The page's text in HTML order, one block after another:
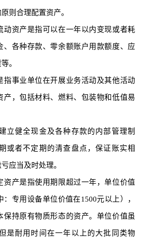
则合理配置资产。
资产是指可以在一年以内变现或者耗
、各种存款、零余额账户用款额度、应
。
事业单位在开展业务活动及其他活动
产，包括材料、燃料、包装物和低值易
健全现金及各种存款的内部管理制
或者不定期的清查盘点，保证账实相
应当及时处理。
产是指使用期限超过一年，单位价值
：专用设备单位价值在1500元以上），
保持原有物质形态的资产。单位价值虽
是耐用时间在一年以上的大批同类物